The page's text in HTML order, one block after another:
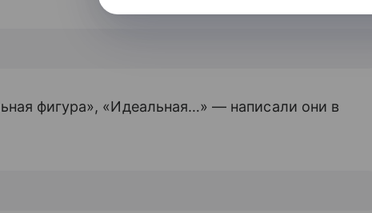
фигура», «Идеальная…»— написали они в